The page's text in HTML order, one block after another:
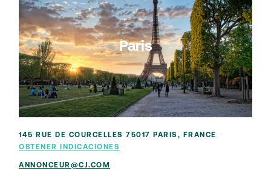
Paris
145 RUE DE COURCELLES 75017 PARIS, FRANCE
OBTENER INDICACIONES
ANNONCEUR@CJ.COM